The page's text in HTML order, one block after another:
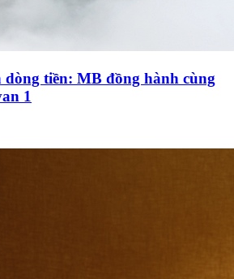
tiền: MB đồng hành cùng
1